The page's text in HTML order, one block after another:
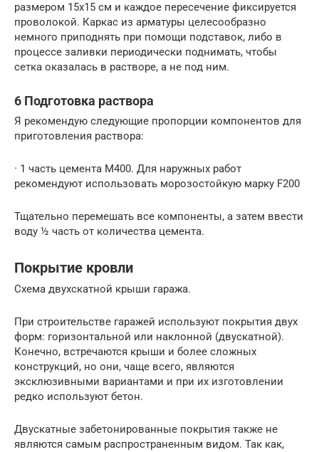
размером 15х15 см и каждое пересечение фиксируется
проволокой. Каркас из арматуры целесообразно
немного приподнять при помощи подставок, либо в
процессе заливки периодически поднимать, чтобы
сетка оказалась в растворе, а не под ним.
6 Подготовка раствора
Я рекомендую следующие пропорции компонентов для
приготовления раствора:
· 1 часть цемента М400. Для наружных работ
рекомендуют использовать морозостойкую марку F200
Тщательно перемешать все компоненты, а затем ввести
воду ½ часть от количества цемента.
Покрытие кровли
Схема двухскатной крыши гаража.
При строительстве гаражей используют покрытия двух
форм: горизонтальной или наклонной (двускатной).
Конечно, встречаются крыши и более сложных
конструкций, но они, чаще всего, являются
эксклюзивными вариантами и при их изготовлении
редко используют бетон.
Двускатные забетонированные покрытия также не
являются самым распространенным видом. Так как,